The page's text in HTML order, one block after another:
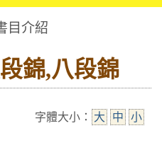
目介紹
錦,八段錦
字體大小： 大 中 小